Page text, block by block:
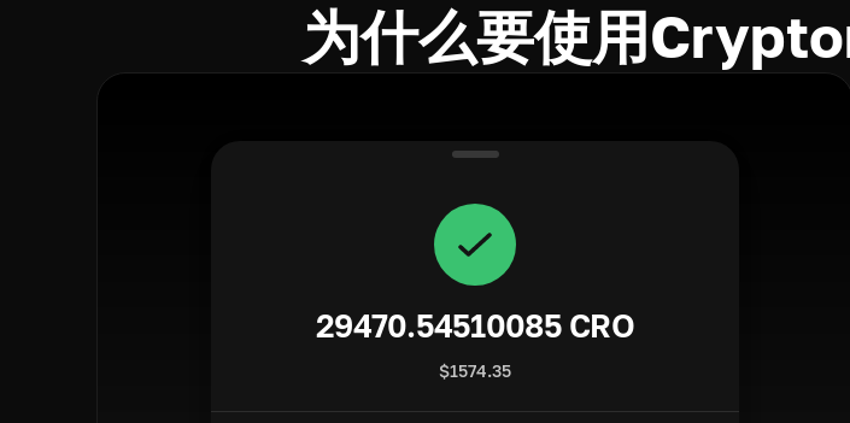
为什么要使用
29470.54510085 CRO
$1574.35